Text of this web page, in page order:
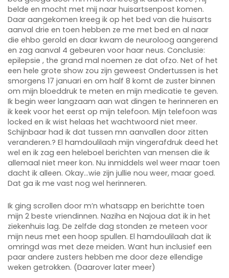
belde en mocht met mij naar huisartsenpost komen.
Daar aangekomen kreeg ik op het bed van die huisarts
aanval drie en toen hebben ze me met bed en al naar
die ehbo gerold en daar kwam de neuroloog aangerend
en zag aanval 4 gebeuren voor haar neus. Conclusie:
epilepsie , the grand mal noemen ze dat ofzo. Net of het
een hele grote show zou zijn geweest Ondertussen is het
smorgens 17 januari en om half 8 komt de zuster binnen
om mijn bloeddruk te meten en mijn medicatie te geven.
Ik begin weer langzaam aan wat dingen te herinneren en
ik keek voor het eerst op mijn telefoon. Mijn telefoon was
locked en ik wist helaas het wachtwoord niet meer.
Schijnbaar had ik dat tussen mn aanvallen door zitten
veranderen.? El hamdoulilaah mijn vingerafdruk deed het
wel en ik zag een heleboel berichten van mensen die ik
allemaal niet meer kon. Nu inmiddels wel weer maar toen
dacht ik alleen. Okay…wie zijn jullie nou weer, maar goed.
Dat ga ik me vast nog wel herinneren.
Ik ging scrollen door m’n whatsapp en berichtte toen
mijn 2 beste vriendinnen. Naziha en Najoua dat ik in het
ziekenhuis lag. De zelfde dag stonden ze meteen voor
mijn neus met een hoop spullen. El hamdoulilaah dat ik
omringd was met deze meiden. Want hun inclusief een
paar andere zusters hebben me door deze ellendige
weken getrokken. (Daarover later meer)